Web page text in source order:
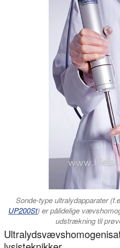
Sonde-type ultralydapparater
UP200St) er pålidelige
udstrækning til